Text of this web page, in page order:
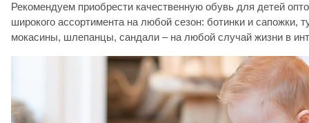
Рекомендуем приобрести качественную обувь для детей
широкого ассортимента на любой сезон: ботинки и сапожки,
мокасины, шлепанцы, сандали – на любой случай жизни в